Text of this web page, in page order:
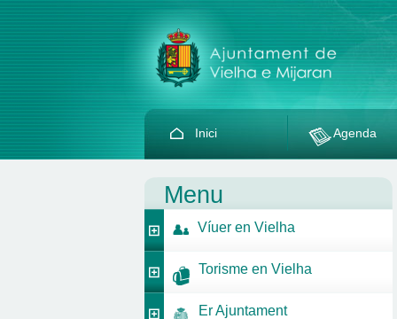
Inici Agenda
Menu
Víuer en Vielha
Torisme en Vielha
Er Ajuntament